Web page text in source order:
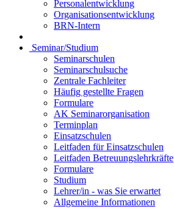
Personalentwicklung
Organisationsentwicklung
BRN-Intern
Seminar/Studium
Seminarschulen
Seminarschulsuche
Zentrale Fachleiter
Häufig gestellte Fragen
Formulare
AK Seminarorganisation
Terminplan
Einsatzschulen
Leitfaden für Einsatzschulen
Leitfaden Betreuungslehrkräfte
Formulare
Studium
Lehrer/in - was Sie erwartet
Allgemeine Informationen